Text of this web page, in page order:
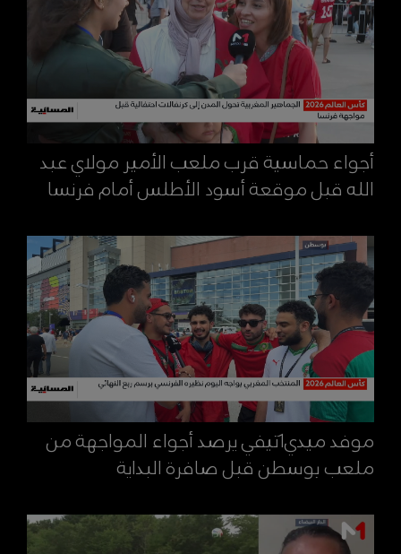
أجواء حماسية قرب ملعب الأمير مولاي عبد
الله قبل موقعة أسود الأطلس أمام فرنسا
موفد ميدي1تيفي يرصد أجواء المواجهة من
ملعب بوسطن قبل صافرة البداية